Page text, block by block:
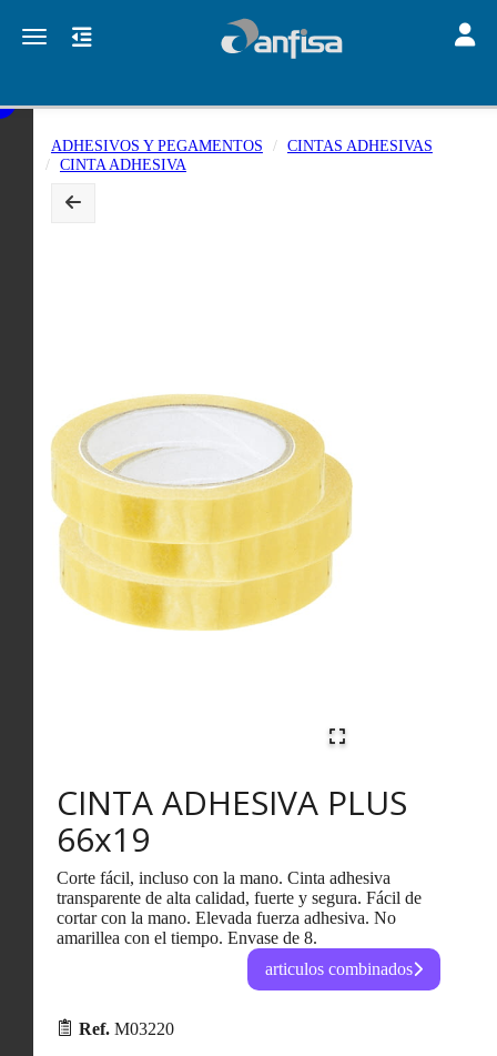
Toggle navigation
ADHESIVOS Y PEGAMENTOS
CINTAS ADHESIVAS
CINTA ADHESIVA
CINTA ADHESIVA PLUS
66x19
Corte fácil, incluso con la mano. Cinta adhesiva
transparente de alta calidad, fuerte y segura. Fácil de
cortar con la mano. Elevada fuerza adhesiva. No
amarillea con el tiempo. Envase de 8.
articulos combinados
Ref. M03220